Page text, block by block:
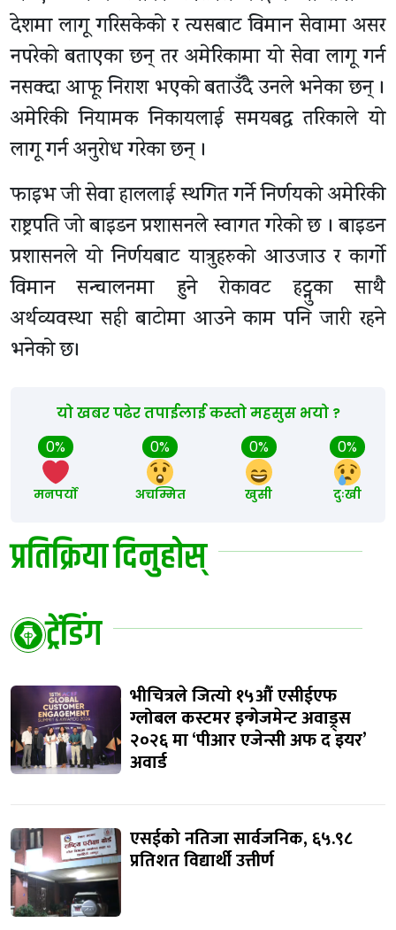
देशमा लागू गरिसकेको र त्यसबाट विमान सेवामा असर
नपरेको बताएका छन् तर अमेरिकामा यो सेवा लागू गर्न
नसक्दा आफू निराश भएको बताउँदै उनले भनेका छन् ।
अमेरिकी नियामक निकायलाई समयबद्ध तरिकाले यो
लागू गर्न अनुरोध गरेका छन् ।
फाइभ जी सेवा हाललाई स्थगित गर्ने निर्णयको अमेरिकी
राष्ट्रपति जो बाइडन प्रशासनले स्वागत गरेको छ । बाइडन
प्रशासनले यो निर्णयबाट यात्रुहरुको आउजाउ र कार्गो
विमान सन्चालनमा हुने रोकावट हट्नुका साथै
अर्थव्यवस्था सही बाटोमा आउने काम पनि जारी रहने
भनेको छ।
यो खबर पढेर तपाईलाई कस्तो महसुस भयो ?
0%
मनपर्यो
0%
अचम्मित
0%
खुसी
0%
दुःखी
प्रतिक्रिया दिनुहोस्
ट्रेंडिंग
भीचित्रले जित्यो १५औं एसीईएफ
ग्लोबल कस्टमर इन्गेजमेन्ट अवाड्र्स
२०२६ मा ‘पीआर एजेन्सी अफ द इयर’
अवार्ड
एसईको नतिजा सार्वजनिक, ६५.९८
प्रतिशत विद्यार्थी उत्तीर्ण